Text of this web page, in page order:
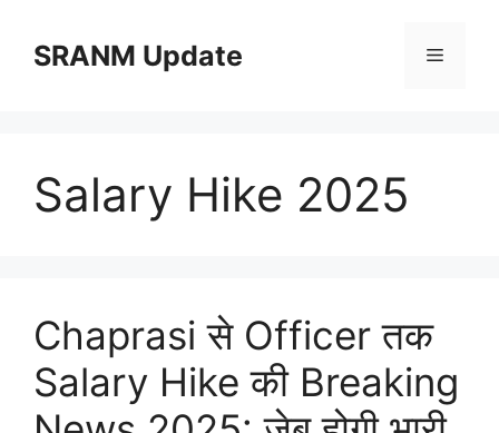
contentSRANM Update Menu
Salary Hike 2025
Chaprasi से Officer तक
Salary Hike की Breaking